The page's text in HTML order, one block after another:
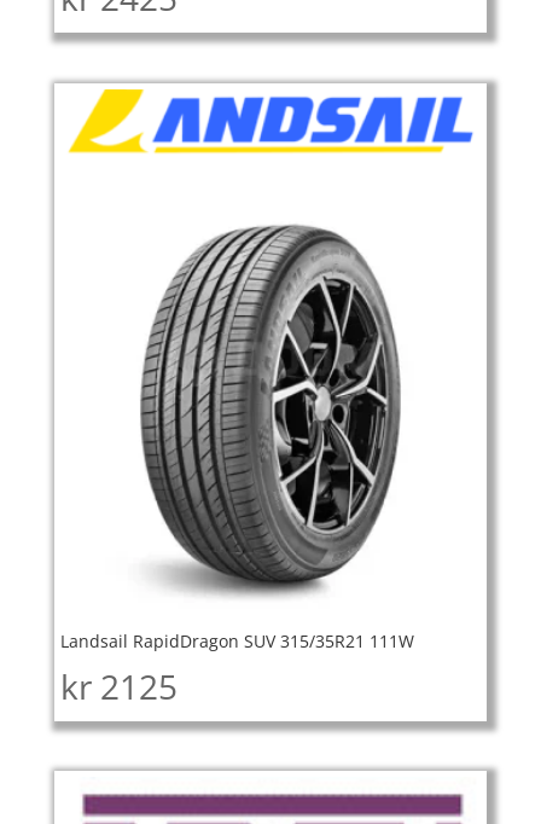
Landsail RapidDragon SUV 315/35R21 111W
kr 2125